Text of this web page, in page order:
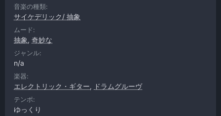
音楽の種類:
サイケデリック/ 抽象
ムード:
抽象 , 奇妙な
ジャンル:
n/a
楽器:
エレクトリック・ギター, ドラムグルーヴ
テンポ:
ゆっくり